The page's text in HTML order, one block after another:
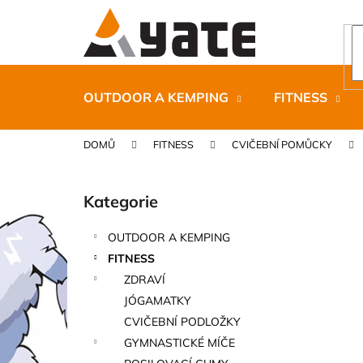
OUTDOOR A KEMPING FITNESS
DOMŮ FITNESS CVIČEBNÍ POMŮCKY
r
a
n
Přeskočit
kategorie
Kategorie
OUTDOOR A KEMPING
FITNESS
ZDRAVÍ
JÓGAMATKY
CVIČEBNÍ PODLOŽKY
GYMNASTICKÉ MÍČE
í
do
do
CARNOSPORT GEL 100 ML
899 Kč